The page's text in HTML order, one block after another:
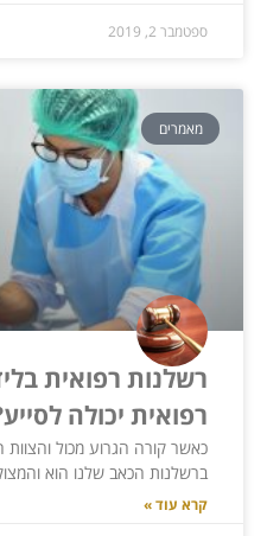
ספטמבר 2, 2019
מאמרים
רשלנות רפואית
רפואית יכולה
כאשר קורה הגרוע מכול
ברשלנות הכאב שלנו הוא
קרא עוד »